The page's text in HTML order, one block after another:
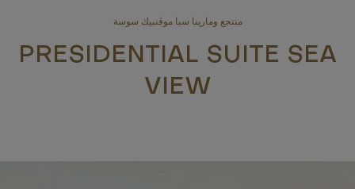
منتجع ومارينا سبا موڤنبيك سوسة
PRESIDENTIAL SUITE SEA
VIEW